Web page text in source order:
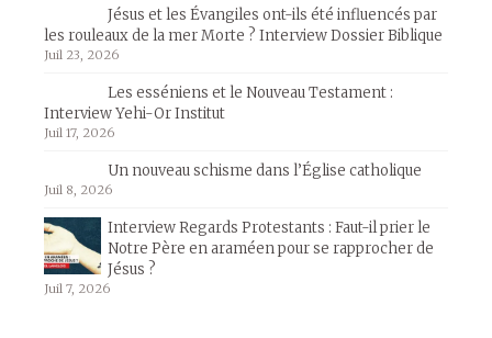
Jésus et les Évangiles ont-ils été influencés par
les rouleaux de la mer Morte ? Interview Dossier Biblique
Juil 23, 2026
Les esséniens et le Nouveau Testament :
Interview Yehi-Or Institut
Juil 17, 2026
Un nouveau schisme dans l’Église catholique
Juil 8, 2026
Interview Regards Protestants : Faut-il prier le
Notre Père en araméen pour se rapprocher de
Jésus ?
Juil 7, 2026